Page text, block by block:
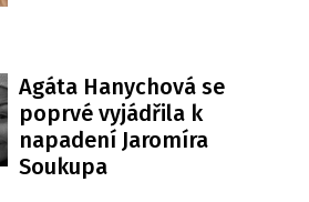
Agáta Hanychová se
poprvé vyjádřila k
napadení Jaromíra
Soukupa